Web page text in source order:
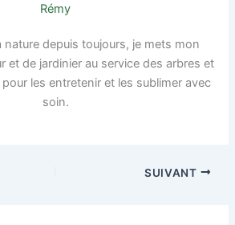
Rémy
nature depuis toujours, je mets mon
et de jardinier au service des arbres et
les entretenir et les sublimer avec
soin.
SUIVANT